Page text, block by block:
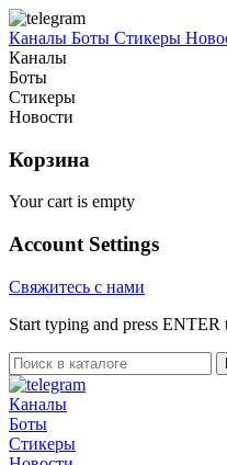
Каналы Боты Стикеры
Каналы
Боты
Стикеры
Новости
Корзина
Your cart is empty
Account Settings
Свяжитесь с нами
Start typing and press ENTER
Каналы
Боты
Стикеры